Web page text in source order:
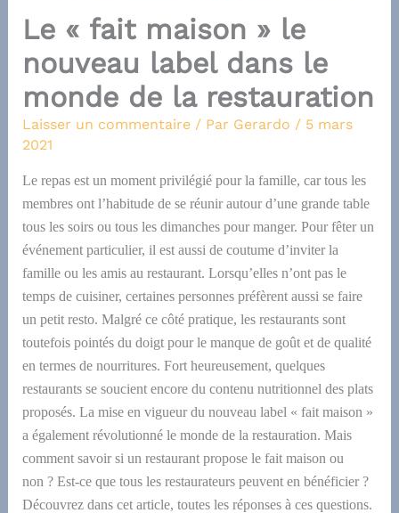
Le « fait maison » le
nouveau label dans le
monde de la restauration
Laisser un commentaire / Par Gerardo / 5 mars
2021
Le repas est un moment privilégié pour la famille, car tous les
membresont l’habitude de se réunir autour d’une grande table
tous les soirs ou tous les dimanches pour manger. Pour fêter un
événement particulier, il est aussi decoutume d’inviter la
famille ou les amis au restaurant. Lorsqu’elles n’ont pas le
temps de cuisiner, certaines personnes préfèrent aussi se faire
un petit resto. Malgré ce côté pratique, les restaurants sont
toutefoispointés du doigt pour le manque de goût et de qualité
en termes de nourritures. Fort heureusement, quelques
restaurants se soucient encore du contenu nutritionnel des plats
proposés. La mise en vigueur du nouveau label « fait maison »
a également révolutionné le monde de la restauration. Mais
comment savoir si un restaurant propose le fait maison ou
non ? Est-ce que tous les restaurateurs peuvent en bénéficier ?
Découvrez dans cet article, toutes les réponses à ces questions.